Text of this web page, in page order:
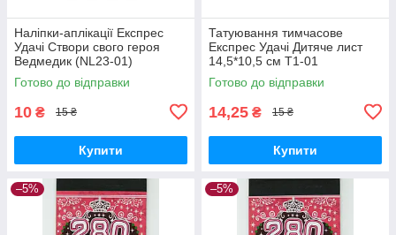
Наліпки-аплікації Експрес
Удачі Створи свого героя
Ведмедик (NL23-01)
Готово до відправки
10 ₴ 15 ₴
Купити
Татуювання тимчасове
Експрес Удачі Дитяче лист
14,5*10,5 см Т1-01
Готово до відправки
14,25 ₴ 15 ₴
Купити
–5% –5%